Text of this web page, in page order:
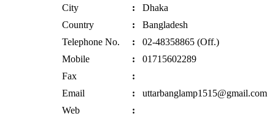
City
:
Dhaka
Country
:
Bangladesh
Telephone No.
:
02-48358865 (Off.)
Mobile
:
01715602289
Fax
:
Email
:
uttarbanglamp1515@gmail.com
Web
: